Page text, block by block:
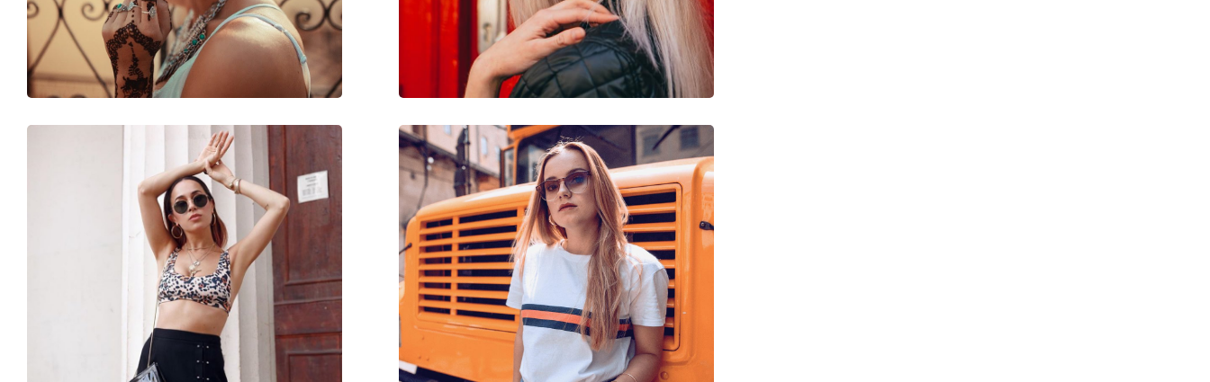
Βάρος:
105 γρ
Ρυθμιζόμενα μαξιλάρια μύτης:
Όχι
Αξεσουάρ
Παρέχονται με θήκη:
Όχι
Πανί καθαρισμού:
Όχι
Unisex
Γυαλιά Ηλίου Επώνυμες Μάρκες
Hawkers
Μόδα
Κωδικός Προϊόντος / Μοντέλο:
Carey Vegas Gold Warwick X